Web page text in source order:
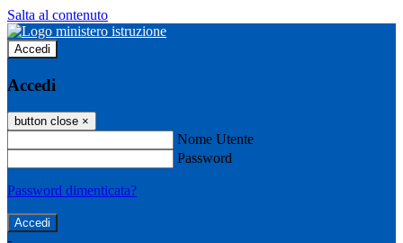
Salta al contenuto
Accedi
Accedi
button close ×
Nome Utente
Password
Password dimenticata?